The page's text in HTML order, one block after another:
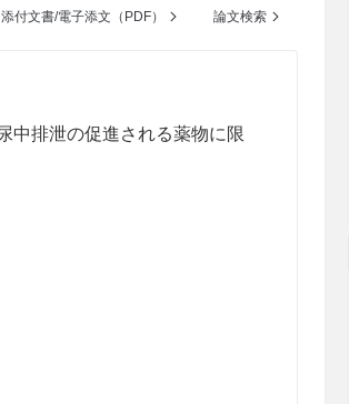
添付文書/電子添文（PDF） 論文検索
中排泄の促進される薬物に限